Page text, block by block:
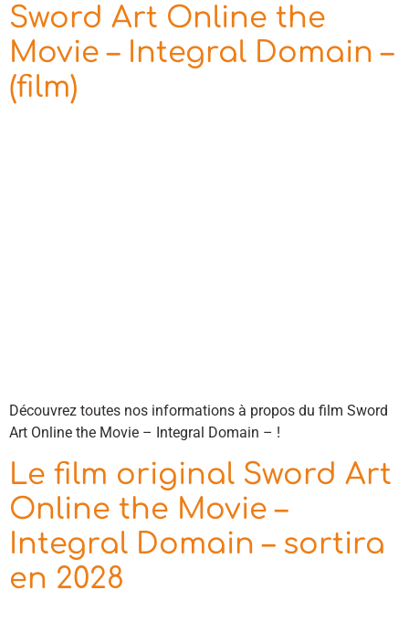
Sword Art Online the
Movie – Integral Domain –
(film)
Découvrez toutes nos informations à propos du film Sword
Art Online the Movie – Integral Domain – !
Le film original Sword Art
Online the Movie –
Integral Domain – sortira
en 2028